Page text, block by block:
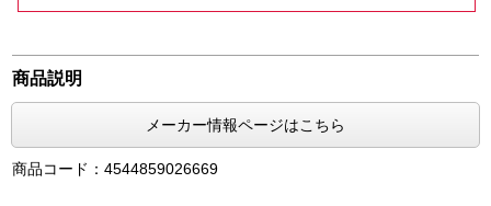
商品説明
メーカー情報ページはこちら
商品コード：4544859026669